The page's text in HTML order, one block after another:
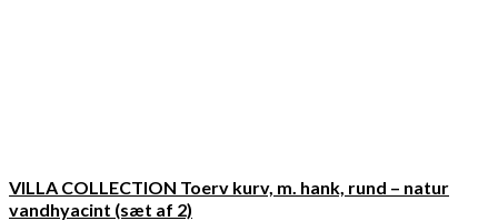
VILLA COLLECTION Toerv kurv, m. hank, rund – natur
vandhyacint (sæt af 2)